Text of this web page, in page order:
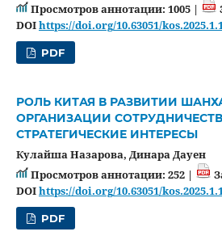
Просмотров аннотации: 1005 |
DOIhttps://doi.org/10.63051/
PDF
РОЛЬ КИТАЯ В РАЗВИТИИ
ОРГАНИЗАЦИИ
СТРАТЕГИЧЕСКИЕ ИНТЕРЕСЫ
Кулайша Назарова, Динара Дауен
Просмотров аннотации: 252 |
DOIhttps://doi.org/10.63051/
PDF